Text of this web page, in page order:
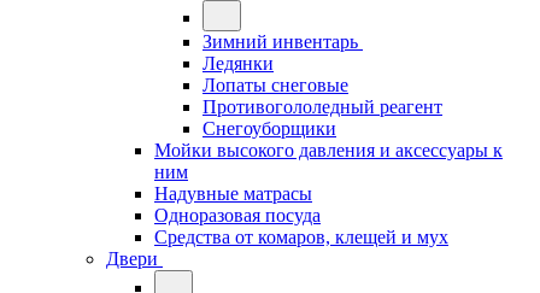
Зимний инвентарь
Ледянки
Лопаты снеговые
Противогололедный реагент
Снегоуборщики
Мойки высокого давления и аксессуары к
ним
Надувные матрасы
Одноразовая посуда
Средства от комаров, клещей и мух
Двери